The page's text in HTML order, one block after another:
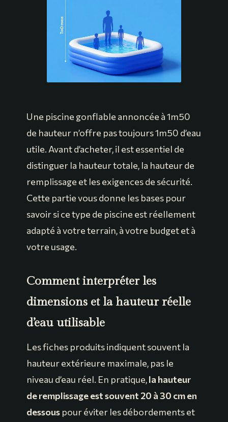
Une piscine gonflable annoncée à 1m50
de hauteur n’offre pas toujours 1m50 d’eau
utile. Avant d’acheter, il est essentiel de
distinguer la hauteur totale, la hauteur de
remplissage et les exigences de sécurité.
Cette partie vous donne les bases pour
savoir si ce type de piscine est réellement
adapté à votre terrain, à votre budget et à
votre usage.
Comment interpréter les
dimensions et la hauteur réelle
d’eau utilisable
Les fiches produits indiquent souvent la
hauteur extérieure maximale, pas le
niveau d’eau réel. En pratique,la hauteur
de remplissage est souvent 20 à 30 cm en
dessous pour éviter les débordements et